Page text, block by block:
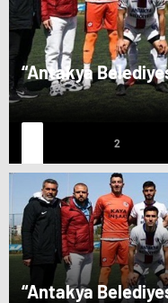
“Antakya
“Antakya